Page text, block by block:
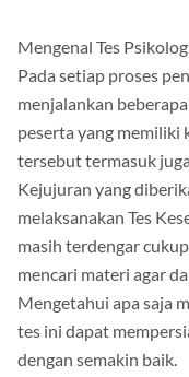
Mengenal Tes
Pada setiap proses
menjalankan
peserta yang memiliki
tersebut termasuk
Kejujuran yang
melaksanakan Tes
masih terdengar
mencari materi agar
Mengetahui apa saja
tes ini dapat